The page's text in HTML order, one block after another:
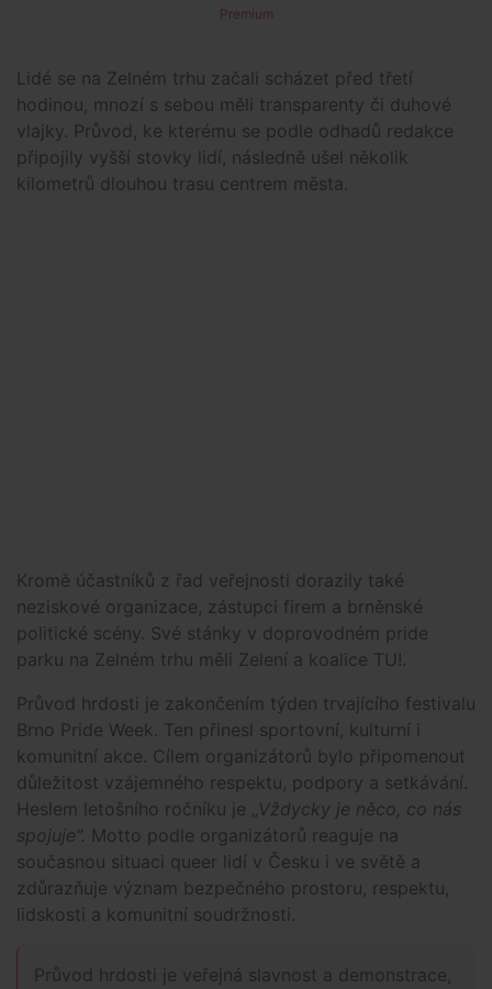
Premium
Lidé se na Zelném trhu začali scházet před třetí
hodinou, mnozí s sebou měli transparenty či duhové
vlajky. Průvod, ke kterému se podle odhadů redakce
připojily vyšší stovky lidí, následně ušel několik
kilometrů dlouhou trasu centrem města.
Kromě účastníků z řad veřejnosti dorazily také
neziskové organizace, zástupci firem a brněnské
politické scény. Své stánky v doprovodném pride
parku na Zelném trhu měli Zelení a koalice TU!.
Průvod hrdosti je zakončením týden trvajícího festivalu
Brno Pride Week. Ten přinesl sportovní, kulturní i
komunitní akce. Cílem organizátorů bylo připomenout
důležitost vzájemného respektu, podpory a setkávání.
Heslem letošního ročníku je „Vždycky je něco, co nás
spojuje". Motto podle organizátorů reaguje na
současnou situaci queer lidí v Česku i ve světě a
zdůrazňuje význam bezpečného prostoru, respektu,
lidskosti a komunitní soudržnosti.
Průvod hrdosti je veřejná slavnost a demonstrace,